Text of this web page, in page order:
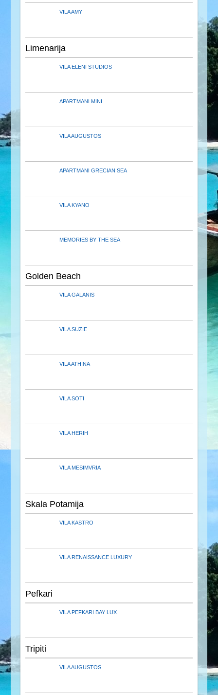
VILA AMY
Limenarija
VILA ELENI STUDIOS
APARTMANI MINI
VILA AUGUSTOS
APARTMANI GRECIAN SEA
VILA KYANO
MEMORIES BY THE SEA
Golden Beach
VILA GALANIS
VILA SUZIE
VILA ATHINA
VILA SOTI
VILA HERIH
VILA MESIMVRIA
Skala Potamija
VILA KASTRO
VILA RENAISSANCE LUXURY
Pefkari
VILA PEFKARI BAY LUX
Tripiti
VILA AUGUSTOS